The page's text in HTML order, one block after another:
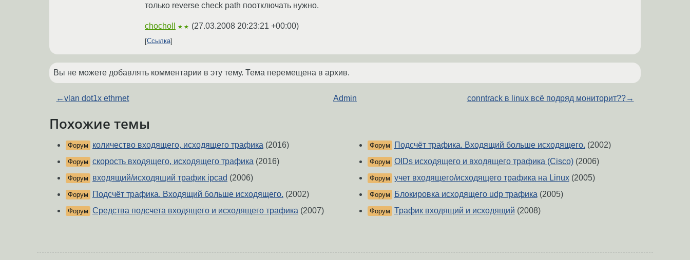
только reverse check path поотключать нужно.
chocholl ★★ (27.03.2008 20:23:21 +00:00)
Ссылка
Вы не можете добавлять комментарии в эту тему. Тема перемещена в архив.
←vlan dot1x ethrnet Admin conntrack в linux всё подряд мониторит??→
Похожие темы
Форум количество входящего, исходящего трафика (2016)
Форум скорость входящего, исходящего трафика (2016)
Форум входящий/исходящий трафик ipcad (2006)
Форум Подсчёт трафика. Входящий больше исходящего. (2002)
Форум Средства подсчета входящего и исходящего трафика (2007)
Форум Подсчёт трафика. Входящий больше исходящего. (2002)
Форум OIDs исходящего и входящего трафика (Cisco)(2006)
Форум учет входящего/исходящего трафика на Linux(2005)
Форум Блокировка исходящего udp трафика(2005)
Форум Трафик входящий и исходящий (2008)